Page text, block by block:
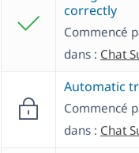
correctly
Commencé
dans : Chat
Automatic
Commencé
dans : Chat